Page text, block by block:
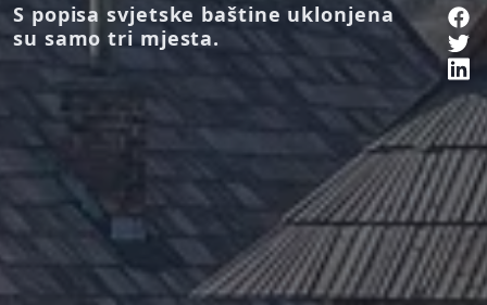
S popisa svjetske baštine uklonjena
su samo tri mjesta.